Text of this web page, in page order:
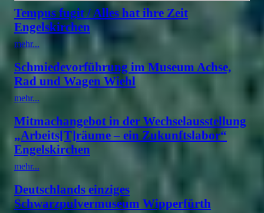
Tempus fugit / Alles hat ihre Zeit
Engelskirchen
mehr...
Schmiedevorführung im Museum Achse,
Rad und Wagen Wiehl
mehr...
Mitmachangebot in der Wechselausstellung
„Arbeits[T]räume – ein Zukunftslabor“
Engelskirchen
mehr...
Deutschlands einziges
Schwarzpulvermuseum Wipperfürth